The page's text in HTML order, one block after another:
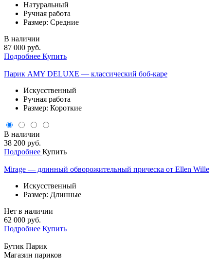
Натуральный
Ручная работа
Размер: Средние
В наличии
87 000 руб.
Подробнее Купить
Парик AMY DELUXE — классический боб-каре
Искусственный
Ручная работа
Размер: Короткие
В наличии
38 200 руб.
Подробнее Купить
Mirage — длинный обворожительный прическа от Ellen Wille
Искусственный
Размер: Длинные
Нет в наличии
62 000 руб.
Подробнее Купить
Бутик Парик
Магазин париков